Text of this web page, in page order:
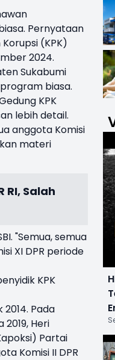
Pernyataan
(KPK)
2024.
Sukabumi
biasa.
KPK
lebih detail.
anggota Komisi
materi
RI, Salah
"Semua, semua
XI DPR periode
KPK
Pada
Heri
Partai
Komisi II DPR